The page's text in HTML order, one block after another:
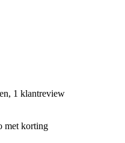
1 klantreview
met korting